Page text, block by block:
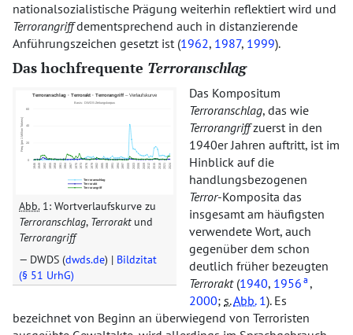
nationalsozialistische Prägung weiterhin reflektiert wird und
Terrorangriffdementsprechend auch in distanzierende
Anführungszeichen gesetzt ist (1962, 1987, 1999).
Das hochfrequente Terroranschlag
Abb.1: Wortverlaufskurve zu
Terroranschlag, Terroraktund
Terrorangriff
DWDS (dwds.de) | Bildzitat
(§ 51 UrhG)
Das Kompositum
Terroranschlag, das wie
Terrorangriffzuerst in den
1940er Jahren auftritt, ist im
Hinblick auf die
handlungsbezogenen
Terror-Komposita das
insgesamt am häufigsten
verwendete Wort, auch
gegenüber dem schon
deutlich früher bezeugten
Terrorakt(1940, 1956 a ,
2000; s.Abb.1). Es
bezeichnet von Beginn an überwiegend von Terroristen